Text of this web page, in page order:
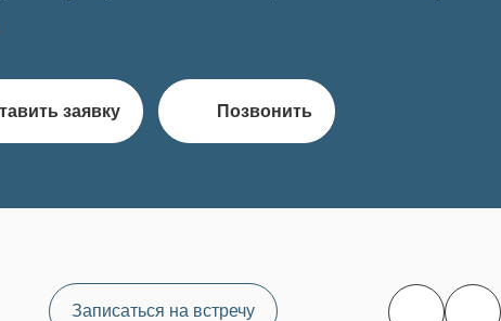
заявку Позвонить
Записаться на встречу